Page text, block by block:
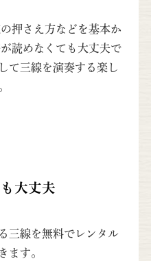
押さえ方などを基本か
読めなくても大丈夫で
て三線を演奏する楽し
大丈夫
三線を無料でレンタル
ます。